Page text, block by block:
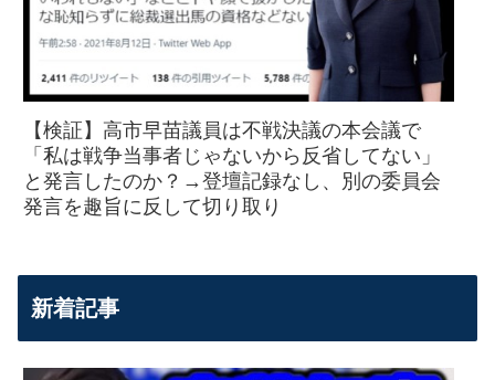
【検証】高市早苗議員は不戦決議の本会議で
「私は戦争当事者じゃないから反省してない」
と発言したのか？→登壇記録なし、別の委員会
発言を趣旨に反して切り取り
新着記事